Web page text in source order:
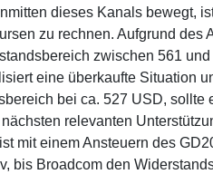
dieses Kanals bewegt,
zu rechnen. Aufgrund des
zwischen 561
eine überkaufte Situation
bei ca. 527 USD,
relevanten
mit einem Ansteuern des
bis Broadcom den